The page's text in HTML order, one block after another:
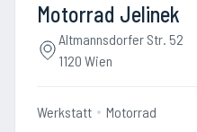
Motorrad Jelinek
Altmannsdorfer Str. 52
1120 Wien
Werkstatt Motorrad